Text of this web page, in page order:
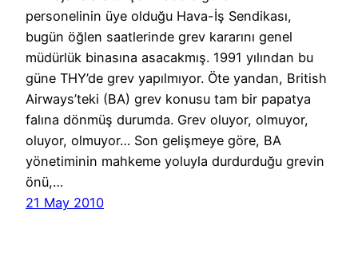
personelinin üye olduğu Hava-İş Sendikası,
bugün öğlen saatlerinde grev kararını genel
müdürlük binasına asacakmış. 1991 yılından bu
güne THY’de grev yapılmıyor. Öte yandan, British
Airways’teki (BA) grev konusu tam bir papatya
falına dönmüş durumda. Grev oluyor, olmuyor,
oluyor, olmuyor… Son gelişmeye göre, BA
yönetiminin mahkeme yoluyla durdurduğu grevin
önü,…
21 May 2010